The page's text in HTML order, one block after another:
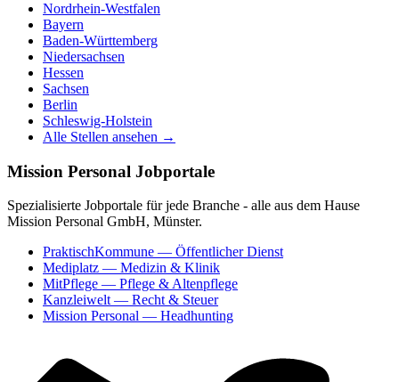
Nordrhein-Westfalen
Bayern
Baden-Württemberg
Niedersachsen
Hessen
Sachsen
Berlin
Schleswig-Holstein
Alle Stellen ansehen →
Mission Personal Jobportale
Spezialisierte Jobportale für jede Branche - alle aus dem Hause
Mission Personal GmbH, Münster.
PraktischKommune — Öffentlicher Dienst
Mediplatz — Medizin & Klinik
MitPflege — Pflege & Altenpflege
Kanzleiwelt— Recht & Steuer
Mission Personal — Headhunting